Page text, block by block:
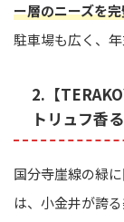
ー層のニーズを
駐車場も広く、
2.【
トリュフ香
国分寺崖線の緑
は、小金井が誇